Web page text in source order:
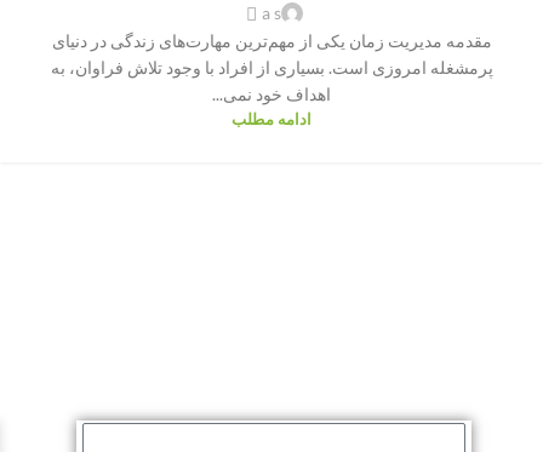
a s
مقدمه مدیریت زمان یکی از مهم‌ترین مهارت‌های زندگی در دنیای
پرمشغله امروزی است. بسیاری از افراد با وجود تلاش فراوان، به
اهداف خود نمی...
ادامه مطلب